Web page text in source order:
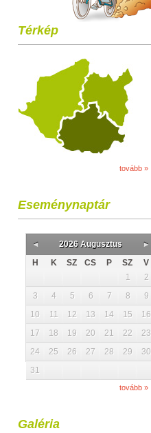
Térkép
tovább »
Eseménynaptár
2026 Augusztus
H
K SZ CS P SZ
V
1
2
3
4 5 6 7 8
9
10
11 12 13 14 15
16
17
18 19 20 21 22
23
24
25 26 27 28 29
30
31
tovább »
Galéria